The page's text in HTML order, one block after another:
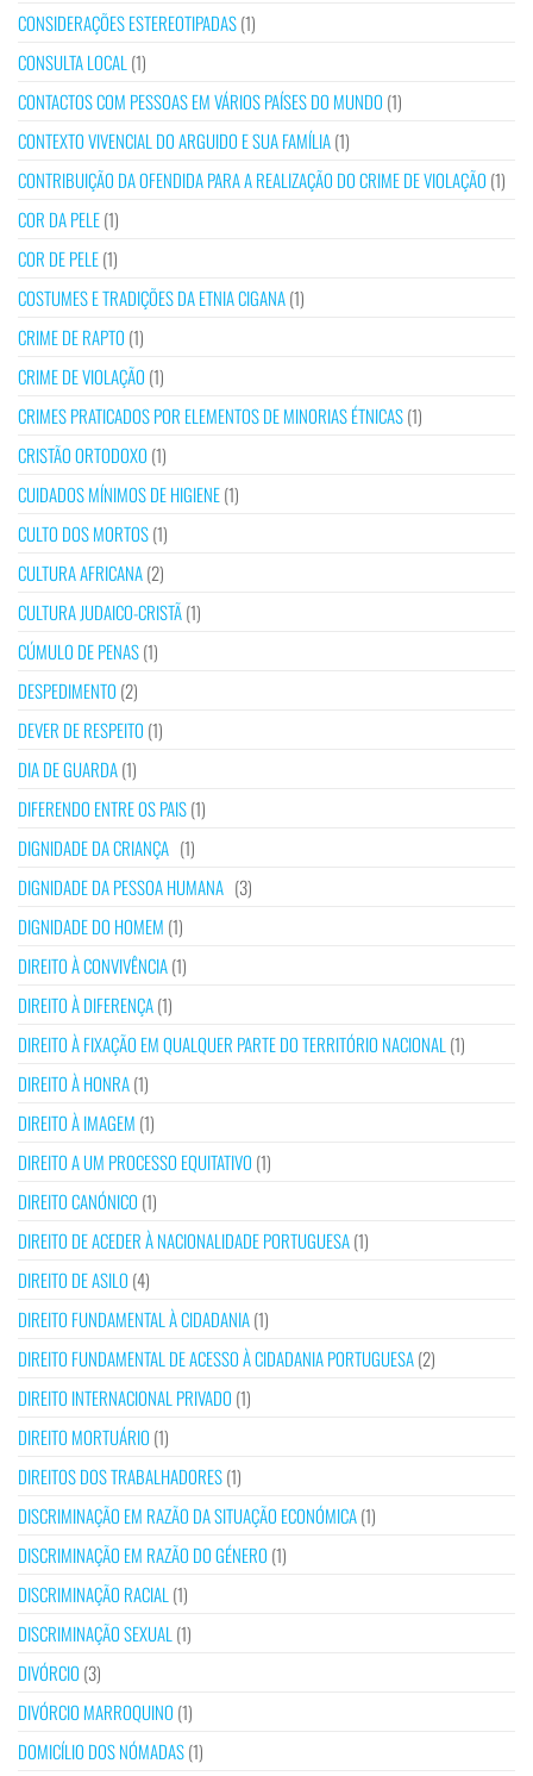
CONSIDERAÇÕES ESTEREOTIPADAS(1)
CONSULTA LOCAL (1)
CONTACTOS COM PESSOAS EM VÁRIOS PAÍSES DO MUNDO (1)
CONTEXTO VIVENCIAL DO ARGUIDO E SUA FAMÍLIA(1)
CONTRIBUIÇÃO DA OFENDIDA PARA A REALIZAÇÃO DO CRIME DE VIOLAÇÃO (1)
COR DA PELE(1)
COR DE PELE(1)
COSTUMES E TRADIÇÕES DA ETNIA CIGANA(1)
CRIME DE RAPTO (1)
CRIME DE VIOLAÇÃO (1)
CRIMES PRATICADOS POR ELEMENTOS DE MINORIAS ÉTNICAS(1)
CRISTÃO ORTODOXO (1)
CUIDADOS MÍNIMOS DE HIGIENE(1)
CULTO DOS MORTOS(1)
CULTURA AFRICANA(2)
CULTURA JUDAICO-CRISTÃ(1)
CÚMULO DE PENAS(1)
DESPEDIMENTO (2)
DEVER DE RESPEITO (1)
DIA DE GUARDA(1)
DIFERENDO ENTRE OS PAIS(1)
DIGNIDADE DA CRIANÇA (1)
DIGNIDADE DA PESSOA HUMANA (3)
DIGNIDADE DO HOMEM (1)
DIREITO À CONVIVÊNCIA(1)
DIREITO À DIFERENÇA(1)
DIREITO À FIXAÇÃO EM QUALQUER PARTE DO TERRITÓRIO NACIONAL (1)
DIREITO À HONRA(1)
DIREITO À IMAGEM (1)
DIREITO A UM PROCESSO EQUITATIVO (1)
DIREITO CANÓNICO (1)
DIREITO DE ACEDER À NACIONALIDADE PORTUGUESA(1)
DIREITO DE ASILO (4)
DIREITO FUNDAMENTAL À CIDADANIA(1)
DIREITO FUNDAMENTAL DE ACESSO À CIDADANIA PORTUGUESA(2)
DIREITO INTERNACIONAL PRIVADO (1)
DIREITO MORTUÁRIO (1)
DIREITOS DOS TRABALHADORES(1)
DISCRIMINAÇÃO EM RAZÃO DA SITUAÇÃO ECONÓMICA(1)
DISCRIMINAÇÃO EM RAZÃO DO GÉNERO (1)
DISCRIMINAÇÃO RACIAL (1)
DISCRIMINAÇÃO SEXUAL (1)
DIVÓRCIO (3)
DIVÓRCIO MARROQUINO (1)
DOMICÍLIO DOS NÓMADAS(1)